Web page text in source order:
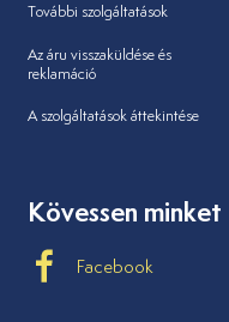
További szolgáltatások
Az áru visszaküldése és
reklamáció
A szolgáltatások áttekintése
Kövessen minket
Facebook